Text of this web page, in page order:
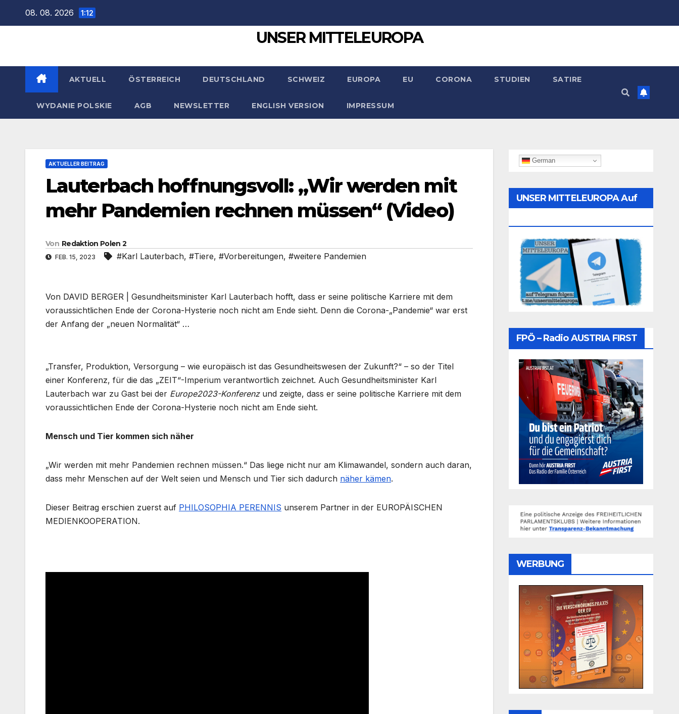
08. 08. 2026 1:12
UNSER MITTELEUROPA
AKTUELL ÖSTERREICH DEUTSCHLAND SCHWEIZ EUROPA EU CORONA STUDIEN SATIRE
WYDANIE POLSKIE AGB NEWSLETTER ENGLISH VERSION IMPRESSUM
AKTUELLER BEITRAG
Lauterbach hoffnungsvoll: „Wir werden mit
mehr Pandemien rechnen müssen“ (Video)
Von Redaktion Polen 2
FEB. 15, 2023 #Karl Lauterbach, #Tiere, #Vorbereitungen, #weitere Pandemien
Von DAVID BERGER | Gesundheitsminister Karl Lauterbach hofft, dass er seine politische Karriere mit dem
voraussichtlichen Ende der Corona-Hysterie noch nicht am Ende sieht. Denn die Corona-„Pandemie“ war erst
der Anfang der „neuen Normalität“ …
„Transfer, Produktion, Versorgung – wie europäisch ist das Gesundheitswesen der Zukunft?“ – so der Titel
einer Konferenz, für die das „ZEIT“-Imperium verantwortlich zeichnet. Auch Gesundheitsminister Karl
Lauterbach war zu Gast bei der Europe2023-Konferenzund zeigte, dass er seine politische Karriere mit dem
voraussichtlichen Ende der Corona-Hysterie noch nicht am Ende sieht.
Mensch und Tier kommen sich näher
„Wir werden mit mehr Pandemien rechnen müssen.“ Das liege nicht nur am Klimawandel, sondern auch daran,
dass mehr Menschen auf der Welt seien und Mensch und Tier sich dadurch näher kämen.
Dieser Beitrag erschien zuerst auf PHILOSOPHIA PERENNIS unserem Partner in der EUROPÄISCHEN
MEDIENKOOPERATION.
German
UNSER MITTELEUROPA Auf
FPÖ – Radio AUSTRIA FIRST
WERBUNG